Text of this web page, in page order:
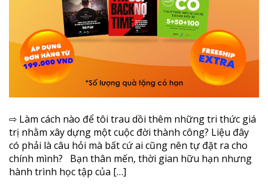
⇨ Làm cách nào để tôi trau dồi thêm những tri thức giá
trị nhằm xây dựng một cuộc đời thành công? Liệu đây
có phải là câu hỏi mà bất cứ ai cũng nên tự đặt ra cho
chính mình? Bạn thân mến, thời gian hữu hạn nhưng
hành trình học tập của […]